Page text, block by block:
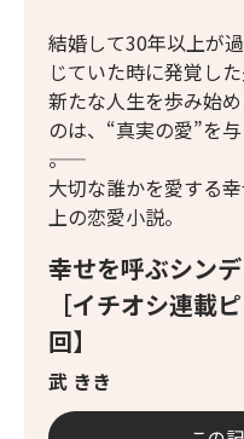
幸せを呼ぶシン
［イチオシ連載
回】
武 きき
結婚して30年以上が
じていた時に発覚した
新たな人生を歩み始
のは、“真実の愛”を
――。
大切な誰かを愛する
上の恋愛小説。